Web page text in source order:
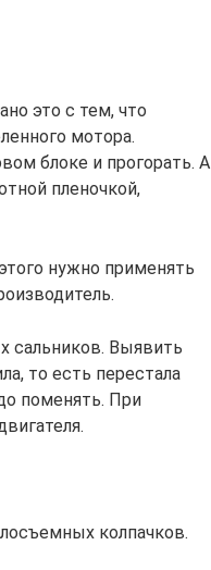
это с тем, что
мотора.
блоке и прогорать. А
пленочкой,
нужно применять
сальников. Выявить
то есть перестала
поменять. При
колпачков.